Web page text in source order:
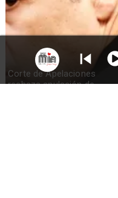
Corte de Apelaciones
rechaza anulación de